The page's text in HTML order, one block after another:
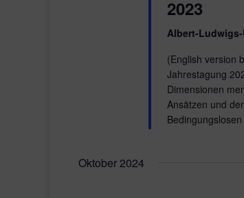
2023
Albert-
(English version
Jahrestagung
Dimensionen
Ansätzen und
Oktober 2024